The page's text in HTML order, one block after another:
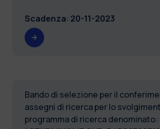
Scadenza: 20-11-2023
Bando di selezione per il
assegni di ricerca per lo
programma di ricerca denominato: